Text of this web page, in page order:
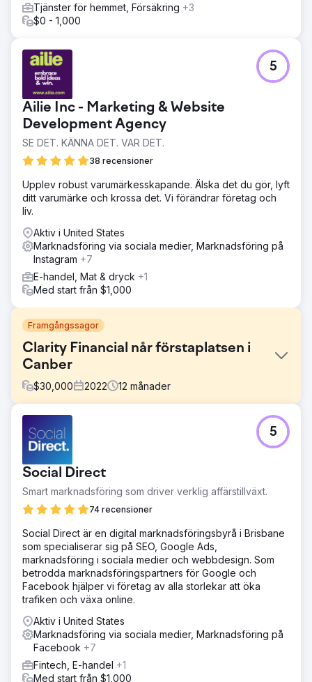
Tjänster för hemmet, Försäkring +3
$0 - 1,000
Ailie Inc - Marketing & Website
Development Agency
SE DET. KÄNNA DET. VAR DET.
38 recensioner
5
Upplev robust varumärkesskapande. Älska det du gör, lyft
ditt varumärke och krossa det. Vi förändrar företag och
liv.
Aktiv i United States
Marknadsföring via sociala medier, Marknadsföring på
Instagram +7
E-handel, Mat & dryck +1
Med start från $1,000
Framgångssagor
Clarity Financial når förstaplatsen i
Canber
$30,000 2022 12 månader
Clarity Financial, en av Canberras ledande
bolåneförmedlare, rankades på sidan 2 på Google för
"Bolåneförmedlare Canberra" – det mest
konkurrenskraftiga sökordet på sin marknad. Bristen på
synlighet på första sidan begränsade deras förmåga att
attrahera nya kunder, trots deras starka rykte och
kundfokuserade tillvägagångssätt.
Lösning
Vi utformade en omfattande digital
marknadsföringsstrategi som kombinerade SEO,
metaannonser och konsulttjänster. Webbplatsens innehåll
och struktur optimerades för att förbättra
sökrankningarna, medan riktade kampanjer fångade upp
potentiella kunder med hög kundintention. Vi designade
också om deras webbplats för att förbättra
användarupplevelsen och engagemanget, vilket stärker
trovärdighet och förtroende.
Resultat
Social Direct
Smart marknadsföring som driver verklig affärstillväxt.
74 recensioner
5
Social Direct är en digital marknadsföringsbyrå i Brisbane
som specialiserar sig på SEO, Google Ads,
marknadsföring i sociala medier och webbdesign. Som
betrodda marknadsföringspartners för Google och
Facebook hjälper vi företag av alla storlekar att öka
trafiken och växa online.
Aktiv i United States
Marknadsföring via sociala medier, Marknadsföring på
Facebook +7
Fintech, E-handel +1
Med start från $1,000